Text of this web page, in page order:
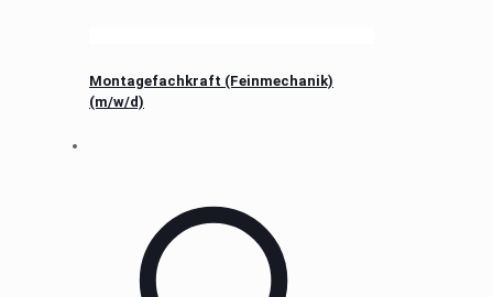
Montagefachkraft (Feinmechanik)
(m/w/d)